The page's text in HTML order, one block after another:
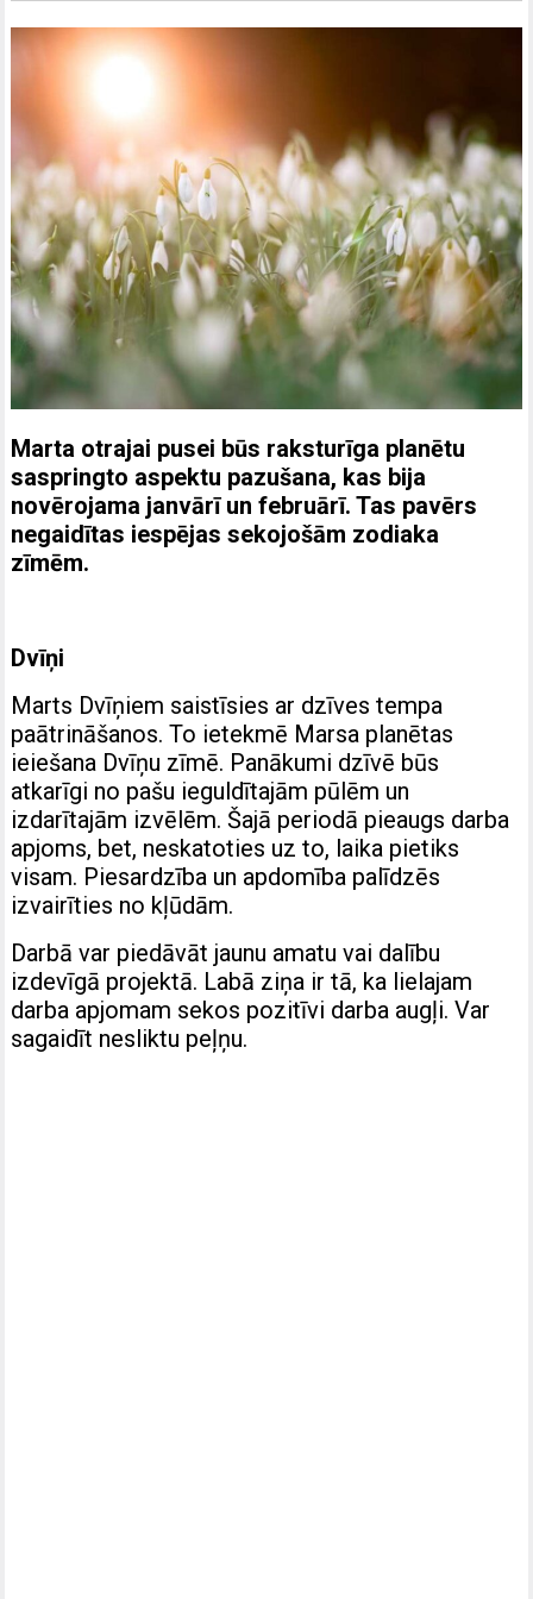
Marta otrajai pusei būs raksturīga planētu
saspringto aspektu pazušana, kas bija
novērojama janvārī un februārī. Tas pavērs
negaidītas iespējas sekojošām zodiaka
zīmēm.
Dvīņi
Marts Dvīņiem saistīsies ar dzīves tempa
paātrināšanos. To ietekmē Marsa planētas
ieiešana Dvīņu zīmē. Panākumi dzīvē būs
atkarīgi no pašu ieguldītajām pūlēm un
izdarītajām izvēlēm. Šajā periodā pieaugs darba
apjoms, bet, neskatoties uz to, laika pietiks
visam. Piesardzība un apdomība palīdzēs
izvairīties no kļūdām.
Darbā var piedāvāt jaunu amatu vai dalību
izdevīgā projektā. Labā ziņa ir tā, ka lielajam
darba apjomam sekos pozitīvi darba augļi. Var
sagaidīt nesliktu peļņu.